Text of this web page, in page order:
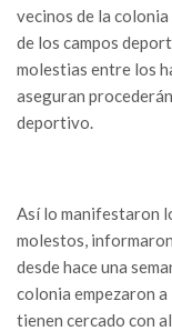
vecinos de la
de los campos
molestias entre los
aseguran
deportivo.
Así lo manifestaron
molestos,
desde hace una
colonia empezaron
tienen cercado con